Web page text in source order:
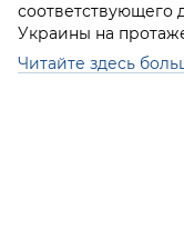
соответствующего
Украины на
Читайте здесь